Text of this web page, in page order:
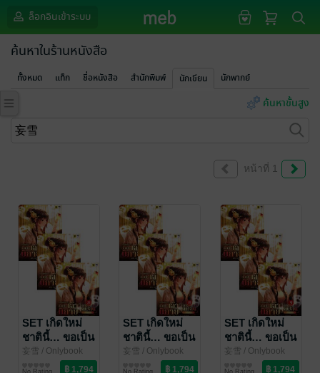
ล็อกอินเข้าระบบ
ค้นหาในร้านหนังสือ
ทั้งหมด แท็ก ชื่อหนังสือ สำนักพิมพ์ นักเขียน นักพากย์
ค้นหาขั้นสูง
หน้าที่ 1
SET เกิดใหม่
ชาตินี้… ขอเป็น
เจ้านิกายมา
ไลฟ์สด เล่ม 19-
妄雪 / Onlybook
นิยายแฟนตาซี
No Rating
SET เกิดใหม่
ชาตินี้… ขอเป็น
เจ้านิกายมา
ไลฟ์สด เล่ม 13-
妄雪 / Onlybook
นิยายแฟนตาซี
No Rating
SET เกิดใหม่
ชาตินี้… ขอเป็น
เจ้านิกายมา
ไลฟ์สด เล่ม 7-
妄雪 / Onlybook
นิยายแฟนตาซี
No Rating